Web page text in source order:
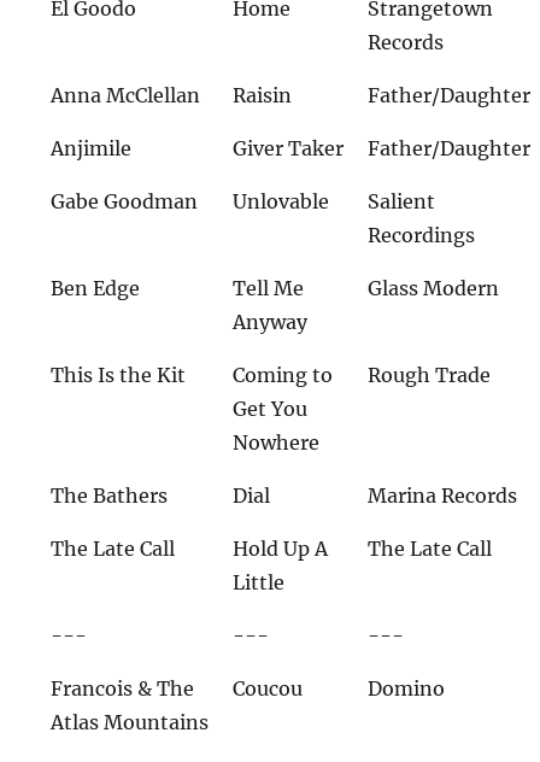
El Goodo Home
Strangetown
Records
Anna McClellan Raisin Father/Daughter
Anjimile Giver Taker Father/Daughter
Gabe Goodman Unlovable
Salient
Recordings
Ben Edge
Tell Me
Anyway
Glass Modern
This Is the Kit
Coming to
Get You
Nowhere
Rough Trade
The Bathers Dial Marina Records
The Late Call
Hold Up A
Little
The Late Call
--- --- ---
Francois & The
Atlas Mountains
Coucou Domino